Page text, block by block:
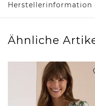
Herstellerinformation
Ähnliche